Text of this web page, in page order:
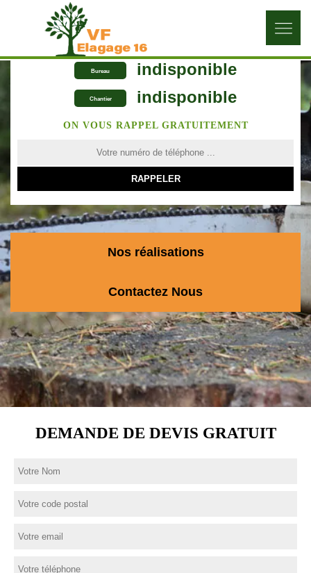
Bureau indisponible
Chantier indisponible
ON VOUS RAPPEL GRATUITEMENT
Nos réalisations
Contactez Nous
DEMANDE DE DEVIS GRATUIT